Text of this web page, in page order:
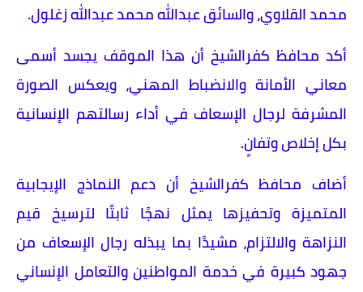
محمد القلاوي، والسائق عبدالله محمد عبدالله زغلول.
أكد محافظ كفرالشيخ أن هذا الموقف يجسد أسمى
معاني الأمانة والانضباط المهني، ويعكس الصورة
المشرفة لرجال الإسعاف في أداء رسالتهم الإنسانية
بكل إخلاص وتفانٍ.
أضاف محافظ كفرالشيخ أن دعم النماذج الإيجابية
المتميزة وتحفيزها يمثل نهجًا ثابتًا لترسيخ قيم
النزاهة والالتزام، مشيدًا بما يبذله رجال الإسعاف من
جهود كبيرة في خدمة المواطنين والتعامل الإنساني